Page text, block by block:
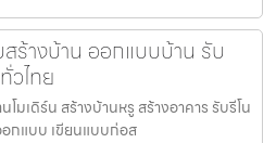
ร้างบ้าน ออกแบบบ้าน รับ
วไทย
มเดิร์น สร้างบ้านหรู สร้างอาคาร รับรีโน
กแบบ เขียนแบบก่อส